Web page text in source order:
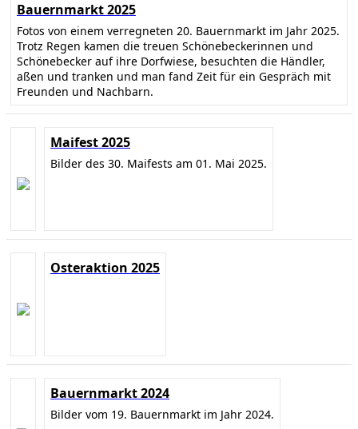
Bauernmarkt 2025
Fotos von einem verregneten 20. Bauernmarkt im Jahr 2025.
Trotz Regen kamen die treuen Schönebeckerinnen und
Schönebecker auf ihre Dorfwiese, besuchten die Händler,
aßen und tranken und man fand Zeit für ein Gespräch mit
Freunden und Nachbarn.
Maifest 2025
Bilder des 30. Maifests am 01. Mai 2025.
Osteraktion 2025
Bauernmarkt 2024
Bilder vom 19. Bauernmarkt im Jahr 2024.